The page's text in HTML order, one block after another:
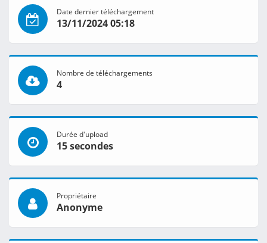
Date dernier téléchargement
13/11/2024 05:18
Nombre de téléchargements
4
Durée d'upload
15 secondes
Propriétaire
Anonyme